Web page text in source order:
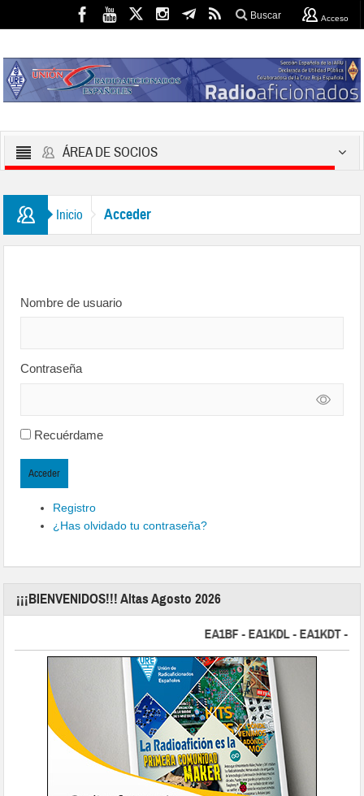
Buscar Acceso
ÁREA DE SOCIOS
Inicio Acceder
Nombre de usuario
Contraseña
Recuérdame
Acceder
Registro
¿Has olvidado tu contraseña?
¡¡¡BIENVENIDOS!!! Altas Agosto 2026
EA1BF - EA1KDL - EA1KDT -